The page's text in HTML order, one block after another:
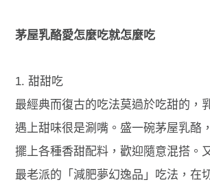
茅屋乳酪愛怎麼吃就怎麼吃
1. 甜甜吃
最經典而復古的吃法莫過於吃甜的，
遇上甜味很是涮嘴。盛一碗茅屋乳酪
擺上各種香甜配料，歡迎隨意混搭。
最老派的「減肥夢幻逸品」吃法，在